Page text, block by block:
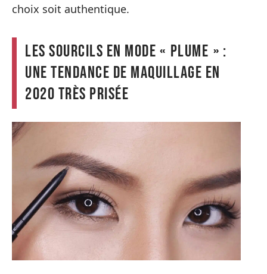
choix soit authentique.
Les sourcils en mode « plume » :
une tendance de maquillage en
2020 très prisée